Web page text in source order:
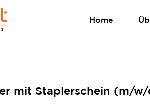
Home
mit Staplerschein (m/